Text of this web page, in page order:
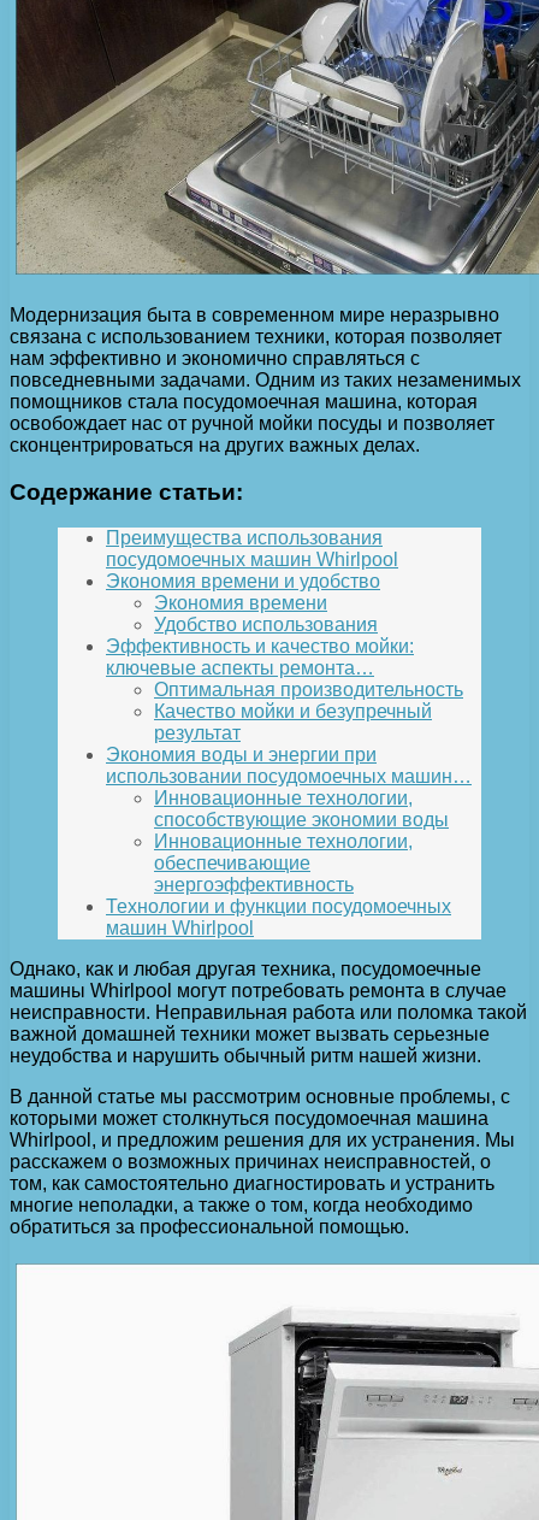
Модернизация быта в современном мире неразрывно
связана с использованием техники, которая позволяет
нам эффективно и экономично справляться с
повседневными задачами. Одним из таких незаменимых
помощников стала посудомоечная машина, которая
освобождает нас от ручной мойки посуды и позволяет
сконцентрироваться на других важных делах.
Содержание статьи:
Преимущества использования
посудомоечных машин Whirlpool
Экономия времени и удобство
Экономия времени
Удобство использования
Эффективность и качество мойки:
ключевые аспекты ремонта…
Оптимальная производительность
Качество мойки и безупречный
результат
Экономия воды и энергии при
использовании посудомоечных машин…
Инновационные технологии,
способствующие экономии воды
Инновационные технологии,
обеспечивающие
энергоэффективность
Технологии и функции посудомоечных
машин Whirlpool
Однако, как и любая другая техника, посудомоечные
машины Whirlpool могут потребовать ремонта в случае
неисправности. Неправильная работа или поломка такой
важной домашней техники может вызвать серьезные
неудобства и нарушить обычный ритм нашей жизни.
В данной статье мы рассмотрим основные проблемы, с
которыми может столкнуться посудомоечная машина
Whirlpool, и предложим решения для их устранения. Мы
расскажем о возможных причинах неисправностей, о
том, как самостоятельно диагностировать и устранить
многие неполадки, а также о том, когда необходимо
обратиться за профессиональной помощью.